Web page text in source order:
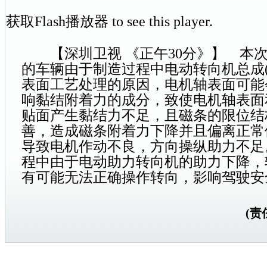
获取Flash播放器 to see this player.
【深圳卫视 《正午30分》】 本次
的车辆由于制造过程中电动转向机总成
表面工艺处理的原因，电机轴表面可
响黏结附着力的成分，致使电机轴表
贴面产生黏结力不足，且磁条的限位
善，造成磁条附着力下降并且偏离正
导致电机作动不良，方向操纵助力不
程中由于电动助力转向机的助力下降
有可能无法正确操作转向，影响驾驶
(责